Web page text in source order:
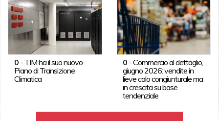
0- TIM ha il suo nuovo
Piano di Transizione
Climatica
0 -Commercio al dettaglio,
giugno 2026: vendite in
lieve calo congiunturale ma
in crescita su base
tendenziale